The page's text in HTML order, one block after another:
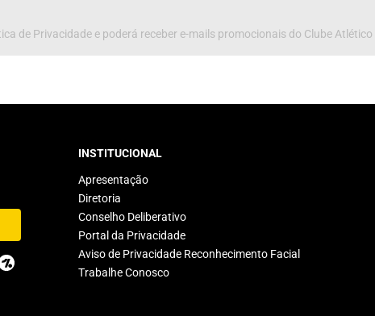
de Privacidade e poderá receber e-mails promocionais do Clube
INSTITUCIONAL
Apresentação
Diretoria
Conselho Deliberativo
Portal da Privacidade
Aviso de Privacidade Reconhecimento Facial
Trabalhe Conosco